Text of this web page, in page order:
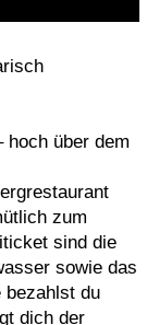
hoch über dem
zum
sind die
sowie das
bezahlst du
dich der